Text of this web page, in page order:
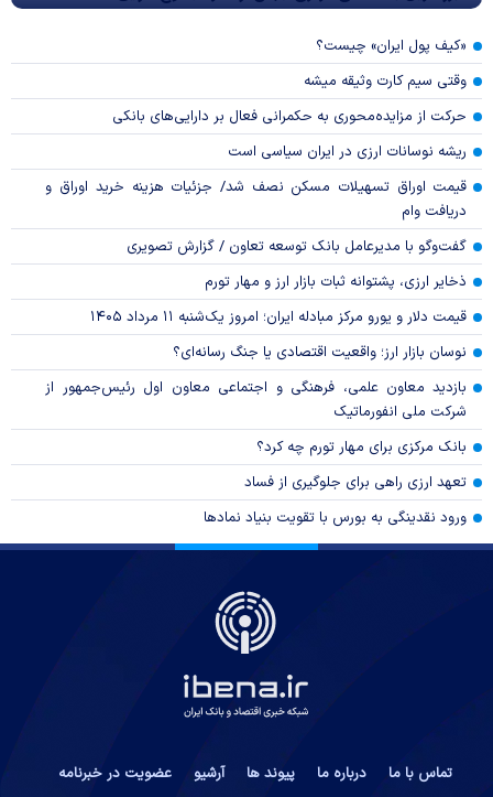
«کیف پول ایران» چیست؟
وقتی سیم کارت وثیقه میشه
حرکت از مزایده‌محوری به حکمرانی فعال بر دارایی‌های بانکی
ریشه نوسانات ارزی در ایران سیاسی است
قیمت اوراق تسهیلات مسکن نصف شد/ جزئیات هزینه خرید اوراق و
دریافت وام
گفت‌وگو با مدیرعامل بانک توسعه تعاون / گزارش تصویری
ذخایر ارزی، پشتوانه ثبات بازار ارز و مهار تورم
قیمت دلار و یورو مرکز مبادله ایران؛ امروز یک‌شنبه ۱۱ مرداد ۱۴۰۵
نوسان بازار ارز؛ واقعیت اقتصادی یا جنگ رسانه‌ای؟
بازدید معاون علمی، فرهنگی و اجتماعی معاون اول رئیس‌جمهور از
شرکت ملی انفورماتیک
بانک مرکزی برای مهار تورم چه کرد؟
تعهد ارزی راهی برای جلوگیری از فساد
ورود نقدینگی به بورس با تقویت بنیاد نمادها
تماس با ما درباره ما پیوند ها آرشیو عضویت در خبرنامه